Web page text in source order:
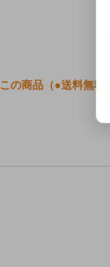
この商品（●送料無料